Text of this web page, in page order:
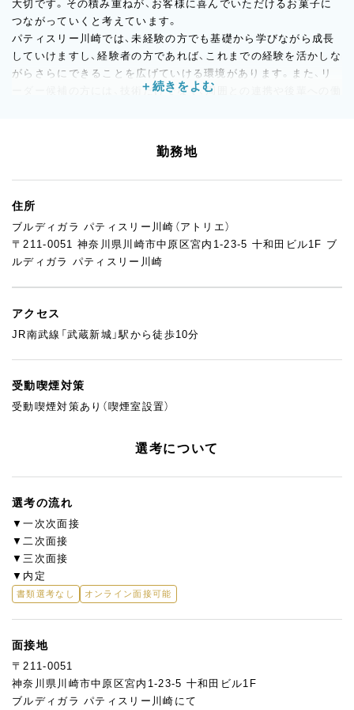
大切です。その積み重ねが、お客様に喜んでいただけるお菓子に
つながっていくと考えています。
パティスリー川崎では、未経験の方でも基礎から学びながら成長
していけますし、経験者の方であれば、これまでの経験を活かしな
がらさらにできることを広げていける環境があります。また、リ
ーダー候補の方には、技術だけでなく、周囲との連携や後輩への働
工房の中にはそれぞれ得意なことや個性を持ったスタッフがい
て、そうした一人ひとりの良さを活かしながらチームで仕事をし
ています。素直に学ぶ姿勢がある方、周りと協力しながらより良
ています。
応募前の見学も大歓迎！お気軽に「見学を希望する」ボタンからお
申し込みください。
勤務地
住所
ブルディガラ パティスリー川崎（アトリエ）
〒211-0051 神奈川県川崎市中原区宮内1-23-5 十和田ビル1F ブ
ルディガラ パティスリー川崎
アクセス
JR南武線「武蔵新城」駅から徒歩10分
受動喫煙対策
受動喫煙対策あり（喫煙室設置）
選考について
選考の流れ
▼一次次面接
▼二次面接
▼三次面接
▼内定
書類選考なし オンライン面接可能
面接地
〒211-0051
神奈川県川崎市中原区宮内1-23-5 十和田ビル1F
ブルディガラ パティスリー川崎にて